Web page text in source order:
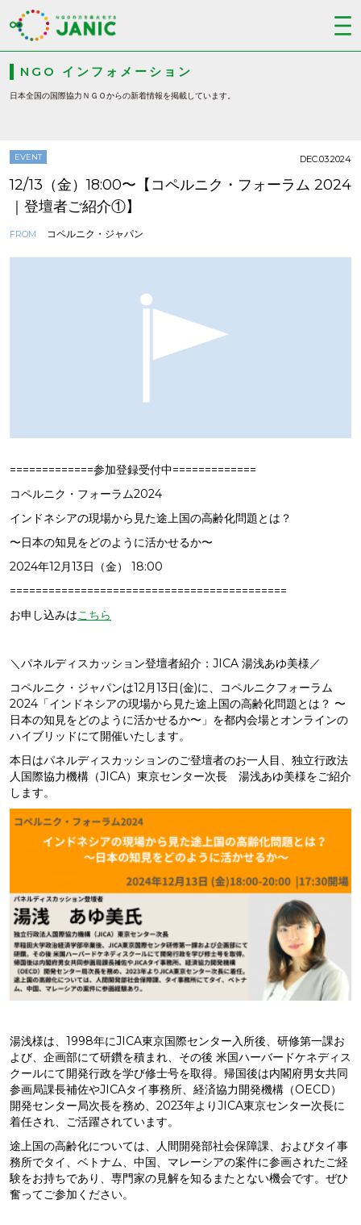
NGO インフォメーション
日本全国の国際協力ＮＧＯからの新着情報を掲載しています。
EVENT
12/13（金）18:00〜【コペルニク・フォーラム 2024
｜登壇者ご紹介①】
FROM コペルニク・ジャパン
DEC.03.2024
=============参加登録受付中=============
コペルニク・フォーラム2024
インドネシアの現場から見た途上国の高齢化問題とは？
〜日本の知見をどのように活かせるか〜
2024年12月13日（金） 18:00
===========================================
お申し込みはこちら
＼パネルディスカッション登壇者紹介： JICA 湯浅あゆ美様／
コペルニク・ジャパンは12月13日(金)に、コペルニクフォーラム
2024「インドネシアの現場から見た途上国の高齢化問題とは？ 〜
日本の知見をどのように活かせるか〜 」を都内会場とオンラインの
ハイブリッドにて開催いたします。
本日はパネルディスカッションのご登壇者のお一人目、独立行政法
人国際協力機構（JICA）東京センター次長 湯浅あゆ美様をご紹介
します。
湯浅様は、1998年にJICA東京国際センター入所後、 研修第一課お
よび、企画部にて研鑽を積まれ、その後 米国ハーバードケネディス
クールにて開発行政を学び修士号を取得。帰国後は内閣府男女共同
参画局課長補佐やJICAタイ事務所、経済協力開発機構（OECD）
開発センター局次長を務め、2023年よりJICA東京センター次長に
着任され、ご活躍されています。
途上国の高齢化については、人間開発部社会保障課、およびタイ事
務所でタイ、ベトナム、中国、マレーシアの案件に参画されたご経
験をお持ちであり、 専門家の見解を知るまたとない機会です。ぜひ
奮ってご参加ください。